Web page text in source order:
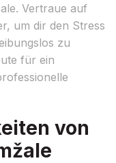
Vertraue auf
um dir den Stress
zu
für ein
von